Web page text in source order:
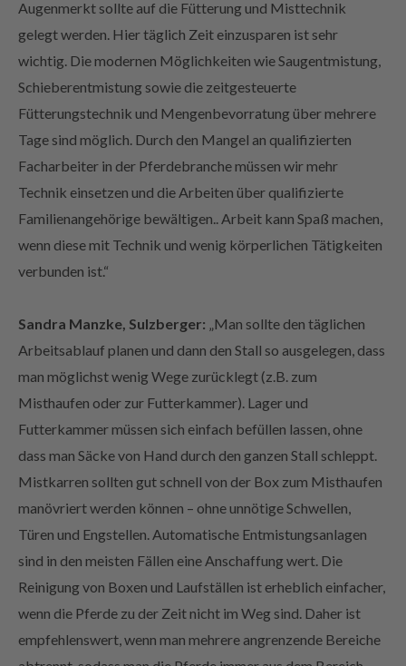
gelegt werden. Hier täglich Zeit einzusparen ist sehr
wichtig. Die modernen Möglichkeiten wie Saugentmistung,
Schieberentmistung sowie die zeitgesteuerte
Fütterungstechnik und Mengenbevorratung über mehrere
Tage sind möglich. Durch den Mangel an qualifizierten
Facharbeiter in der Pferdebranche müssen wir mehr
Technik einsetzen und die Arbeiten über qualifizierte
Familienangehörige bewältigen.. Arbeit kann Spaß machen,
wenn diese mit Technik und wenig körperlichen Tätigkeiten
verbunden ist.“
Arbeitsablauf planen und dann den Stall so ausgelegen, dass
man möglichst wenig Wege zurücklegt (z.B. zum
Misthaufen oder zur Futterkammer). Lager und
Futterkammer müssen sich einfach befüllen lassen, ohne
dass man Säcke von Hand durch den ganzen Stall schleppt.
Mistkarren sollten gut schnell von der Box zum Misthaufen
manövriert werden können – ohne unnötige Schwellen,
Türen und Engstellen. Automatische Entmistungsanlagen
sind in den meisten Fällen eine Anschaffung wert. Die
Reinigung von Boxen und Laufställen ist erheblich einfacher,
wenn die Pferde zu der Zeit nicht im Weg sind. Daher ist
empfehlenswert, wenn man mehrere angrenzende Bereiche
abtrennt, sodass man die Pferde immer aus dem Bereich